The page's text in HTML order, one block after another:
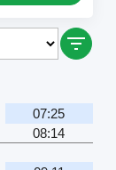
07:25
08:14